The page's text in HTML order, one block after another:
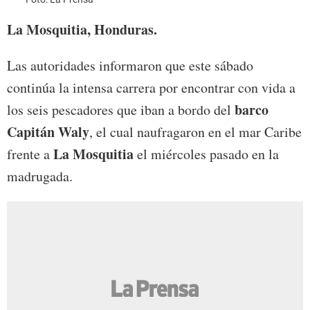
La Mosquitia, Honduras.
Las autoridades informaron que este sábado
continúa la intensa carrera por encontrar con vida a
los seis pescadores que iban a bordo del barco
Capitán Waly, el cual naufragaron en el mar Caribe
frente aLa Mosquitiael miércoles pasado en la
madrugada.